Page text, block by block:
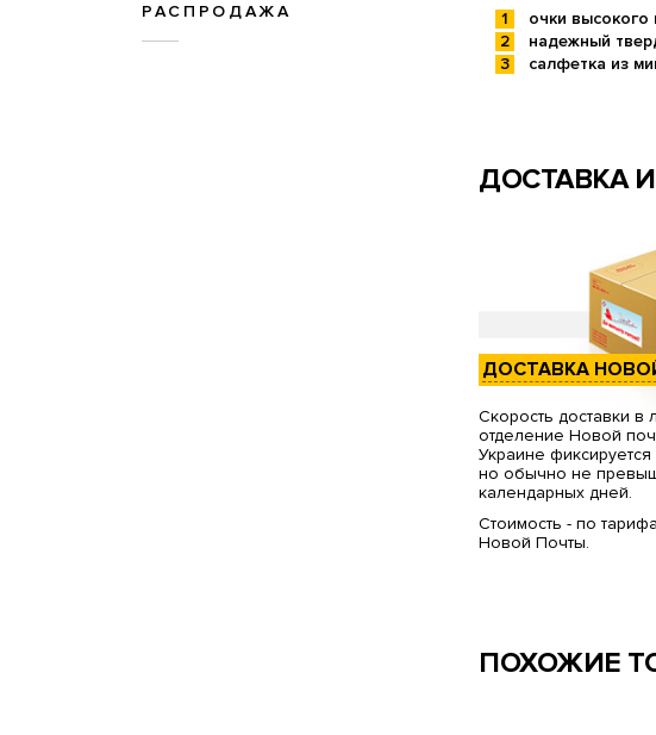
РАСПРОДАЖА
очки высокого
надежный
салфетка из
ДОСТАВКА
ДОСТАВКА
Скорость доставки в
отделение Новой
Украине
но обычно не
календарных дней.
Стоимость - по
Новой Почты.
ПОХОЖИЕ